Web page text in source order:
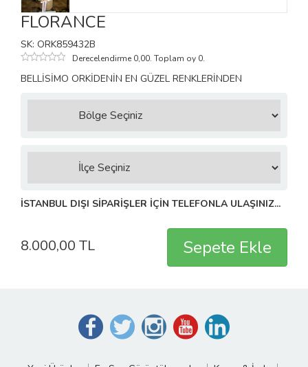
FLORANCE
SK: ORK859432B
Derecelendirme 0,00. Toplam oy 0.
BELLİSİMO ORKİDENİN EN GÜZEL RENKLERİNDEN
İSTANBUL DIŞI SİPARİŞLER İÇİN TELEFONLA ULAŞINIZ...
8.000,00 TL